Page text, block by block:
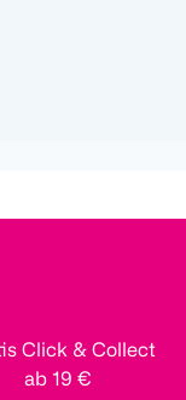
Click & Collect
ab 19 €